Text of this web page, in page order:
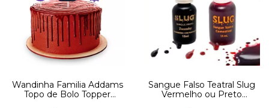
Wandinha Familia Addams
Topo de Bolo Topper
Sangue Falso Teatral Slug
Vermelho ou Preto